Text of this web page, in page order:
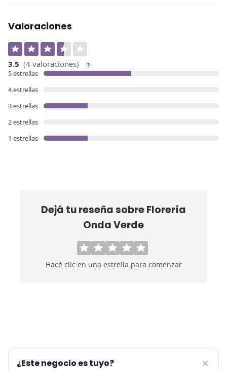
Valoraciones
3.5 (4 valoraciones) ?
5 estrellas
4 estrellas
3 estrellas
2 estrellas
1 estrellas
Dejá tu reseña sobreFlorería
Onda Verde
Hacé clic en una estrella para comenzar
¿Este negocio es tuyo?